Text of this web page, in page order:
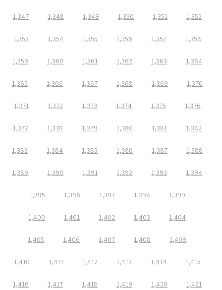
1,347 1,348 1,349 1,350 1,351 1,352
1,353 1,354 1,355 1,356 1,357 1,358
1,359 1,360 1,361 1,362 1,363 1,364
1,365 1,366 1,367 1,368 1,369 1,370
1,371 1,372 1,373 1,374 1,375 1,376
1,377 1,378 1,379 1,380 1,381 1,382
1,383 1,384 1,385 1,386 1,387 1,388
1,389 1,390 1,391 1,392 1,393 1,394
1,395 1,396 1,397 1,398 1,399
1,400 1,401 1,402 1,403 1,404
1,405 1,406 1,407 1,408 1,409
1,410 1,411 1,412 1,413 1,414 1,415
1,416 1,417 1,418 1,419 1,420 1,421